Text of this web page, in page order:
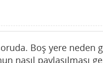
Boş yere neden
nasıl paylaşılması